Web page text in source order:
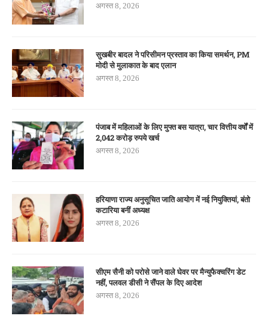
अगस्त 8, 2026
सुखबीर बादल ने परिसीमन प्रस्ताव का किया समर्थन, PM
मोदी से मुलाकात के बाद एलान
अगस्त 8, 2026
पंजाब में महिलाओं के लिए मुफ्त बस यात्रा, चार वित्तीय वर्षों में
2,042 करोड़ रुपये खर्च
अगस्त 8, 2026
हरियाणा राज्य अनुसूचित जाति आयोग में नई नियुक्तियां, बंतो
कटारिया बनीं अध्यक्ष
अगस्त 8, 2026
सीएम सैनी को परोसे जाने वाले घेवर पर मैन्युफैक्चरिंग डेट
नहीं, पलवल डीसी ने सैंपल के दिए आदेश
अगस्त 8, 2026